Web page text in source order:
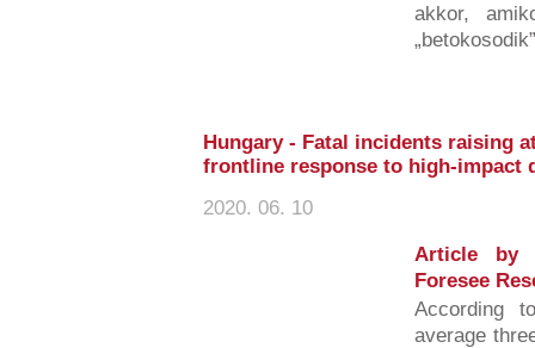
akkor,
Hungary - Fatal incidents raising
frontline response to high-impact
2020. 06. 10
Article by
Foresee
According
average